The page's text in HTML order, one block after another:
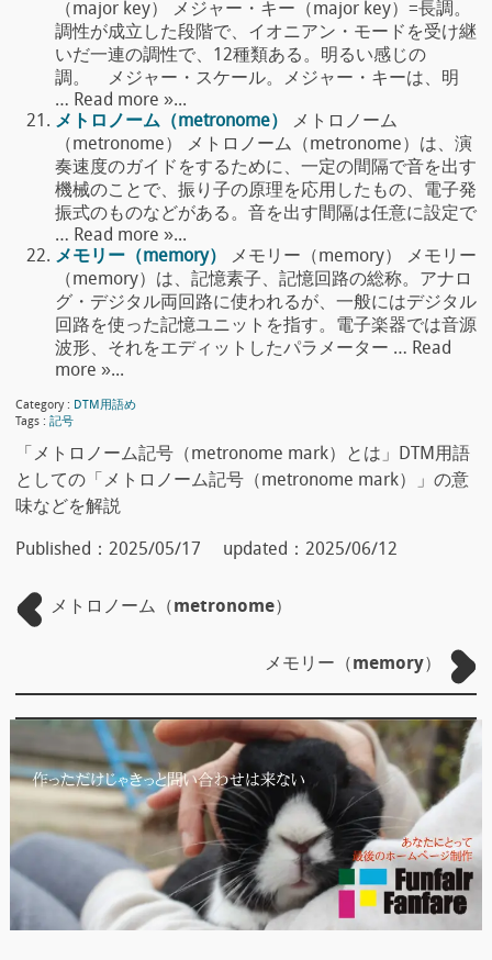
（major key） メジャー・キー（major key）=長調。
調性が成立した段階で、イオニアン・モードを受け継
いだ一連の調性で、12種類ある。明るい感じの
調。 メジャー・スケール。メジャー・キーは、明
… Read more »...
メトロノーム（metronome）
メトロノーム
（metronome） メトロノーム（metronome）は、演
奏速度のガイドをするために、一定の間隔で音を出す
機械のことで、振り子の原理を応用したもの、電子発
振式のものなどがある。音を出す間隔は任意に設定で
… Read more »...
メモリー（memory）
メモリー（memory） メモリー
（memory）は、記憶素子、記憶回路の総称。アナロ
グ・デジタル両回路に使われるが、一般にはデジタル
回路を使った記憶ユニットを指す。電子楽器では音源
波形、それをエディットしたパラメーター … Read
more »...
Category : DTM用語め
Tags : 記号
「メトロノーム記号（metronome mark）とは」DTM用語
としての「メトロノーム記号（metronome mark）」の意
味などを解説
Published： 2025/05/17 updated： 2025/06/12
メトロノーム（metronome）
メモリー（memory）